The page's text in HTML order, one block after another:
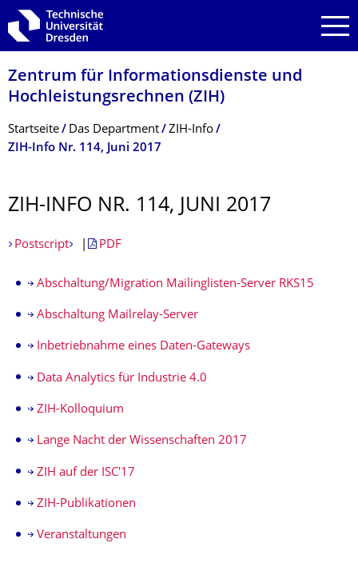
Zur Hauptnavigation springen
Zur Suche springen
Zum Inhalt springen
Zentrum für Informations­dienste und
Hochleistungs­rechnen (ZIH)
Breadcrumb-Menü
Startseite Das Department
ZIH-Info
ZIH-Info Nr. 114, Juni 2017
ZIH-INFO NR. 114, JUNI 2017
Postscript PDF
Abschaltung/Migration Mailinglisten-Server RKS15
Abschaltung Mailrelay-Server
Inbetriebnahme eines Daten-Gateways
Data Analytics für Industrie 4.0
ZIH-Kolloquium
Lange Nacht der Wissenschaften 2017
ZIH auf der ISC'17
ZIH-Publikationen
Veranstaltungen